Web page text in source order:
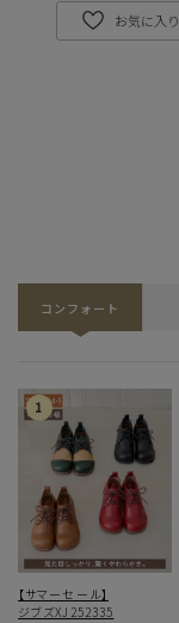
お気に入
コンフォート
【サマーセール】
ジブズXJ252335